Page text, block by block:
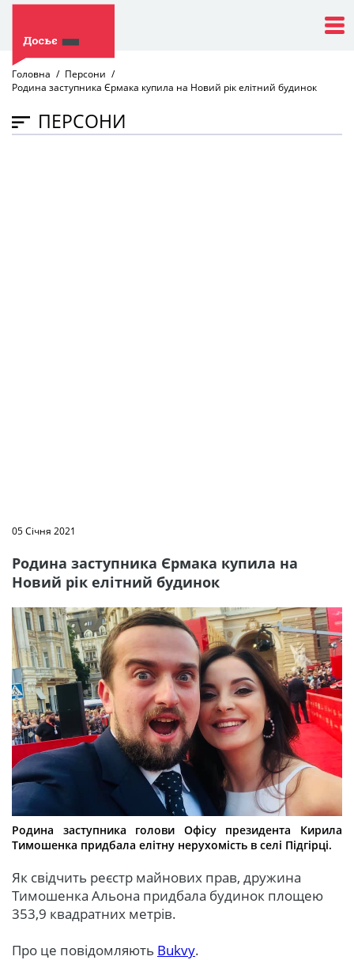
Головна
Персони
Родина заступника Єрмака купила на Новий рік елітний будинок
ПЕРСОНИ
05 Січня 2021
Родина заступника Єрмака купила на
Новий рік елітний будинок
Родина заступника голови Офісу президента Кирила
Тимошенка придбала елітну нерухомість в селі Підгірці.
Як свідчить реєстр майнових прав, дружина
Тимошенка Альона придбала будинок площею
353,9 квадратних метрів.
Про це повідомляють Bukvy.